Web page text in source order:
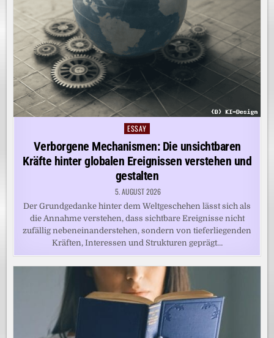
Posted
in
ESSAY
Verborgene Mechanismen: Die unsichtbaren
Kräfte hinter globalen Ereignissen verstehen und
gestalten
5. AUGUST 2026
Der Grundgedanke hinter dem Weltgeschehen lässt sich als
die Annahme verstehen, dass sichtbare Ereignisse nicht
zufällig nebeneinanderstehen, sondern von tieferliegenden
Kräften, Interessen und Strukturen geprägt…